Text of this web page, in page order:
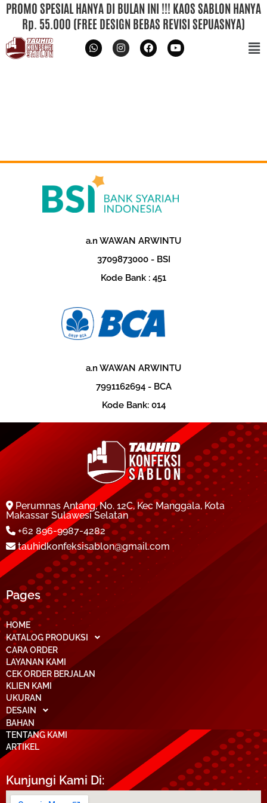
PROMO SPESIAL HANYA DI BULAN INI !!! KAOS SABLON HANYA
Rp. 55.000 (FREE DESIGN BEBAS REVISI SEPUASNYA)
a.n WAWAN ARWINTU
‎3709873000 - BSI
Kode Bank : 451
a.n WAWAN ARWINTU
‎7991162694 - BCA
‎Kode Bank: 014
Perumnas Antang, No. 12C, Kec Manggala, Kota
Makassar Sulawesi Selatan
+62 896-9987-4282
tauhidkonfeksisablon@gmail.com
Pages
HOME
KATALOG PRODUKSI
CARA ORDER
LAYANAN KAMI
CEK ORDER BERJALAN
KLIEN KAMI
UKURAN
DESAIN
BAHAN
TENTANG KAMI
ARTIKEL
Kunjungi Kami Di: